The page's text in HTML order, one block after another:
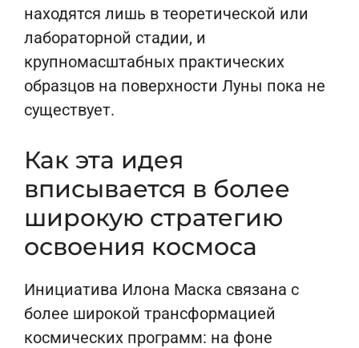
находятся лишь в теоретической или
лабораторной стадии, и
крупномасштабных практических
образцов на поверхности Луны пока не
существует.
Как эта идея
вписывается в более
широкую стратегию
освоения космоса
Инициатива Илона Маска связана с
более широкой трансформацией
космических программ: на фоне